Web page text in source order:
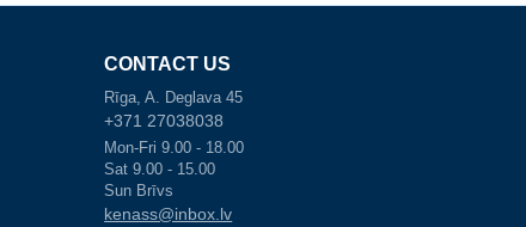
CONTACT US
Rīga, A. Deglava 45
+371 27038038
Mon-Fri 9.00 - 18.00
Sat 9.00 - 15.00
Sun Brīvs
kenass@inbox.lv